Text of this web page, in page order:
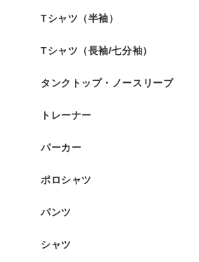
Tシャツ（半袖）
Tシャツ（長袖/七分袖）
タンクトップ・ノースリーブ
トレーナー
パーカー
ポロシャツ
パンツ
シャツ